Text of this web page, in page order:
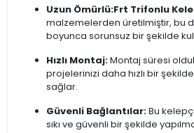
Uzun Ömürlü:Frt Trifonlu
malzemelerden üretilmiştir, bu
boyunca sorunsuz bir şekilde
Hızlı Montaj:Montaj süresi
projelerinizi daha hızlı bir
sağlar.
Güvenli Bağlantılar:Bu
sıkı ve güvenli bir şekilde